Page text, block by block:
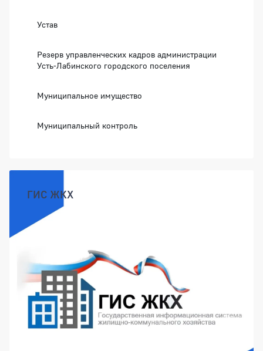
Устав
Резерв управленческих кадров администрации
Усть-Лабинского городского поселения
Муниципальное имущество
Муниципальный контроль
ГИС ЖКХ